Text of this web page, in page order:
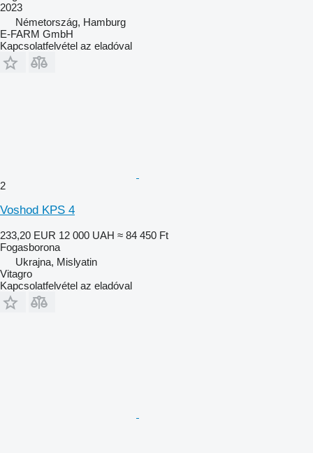
2023
Németország, Hamburg
E-FARM GmbH
Kapcsolatfelvétel az eladóval
2
Voshod KPS 4
233,20 EUR 12 000 UAH ≈ 84 450 Ft
Fogasborona
Ukrajna, Mislyatin
Vitagro
Kapcsolatfelvétel az eladóval